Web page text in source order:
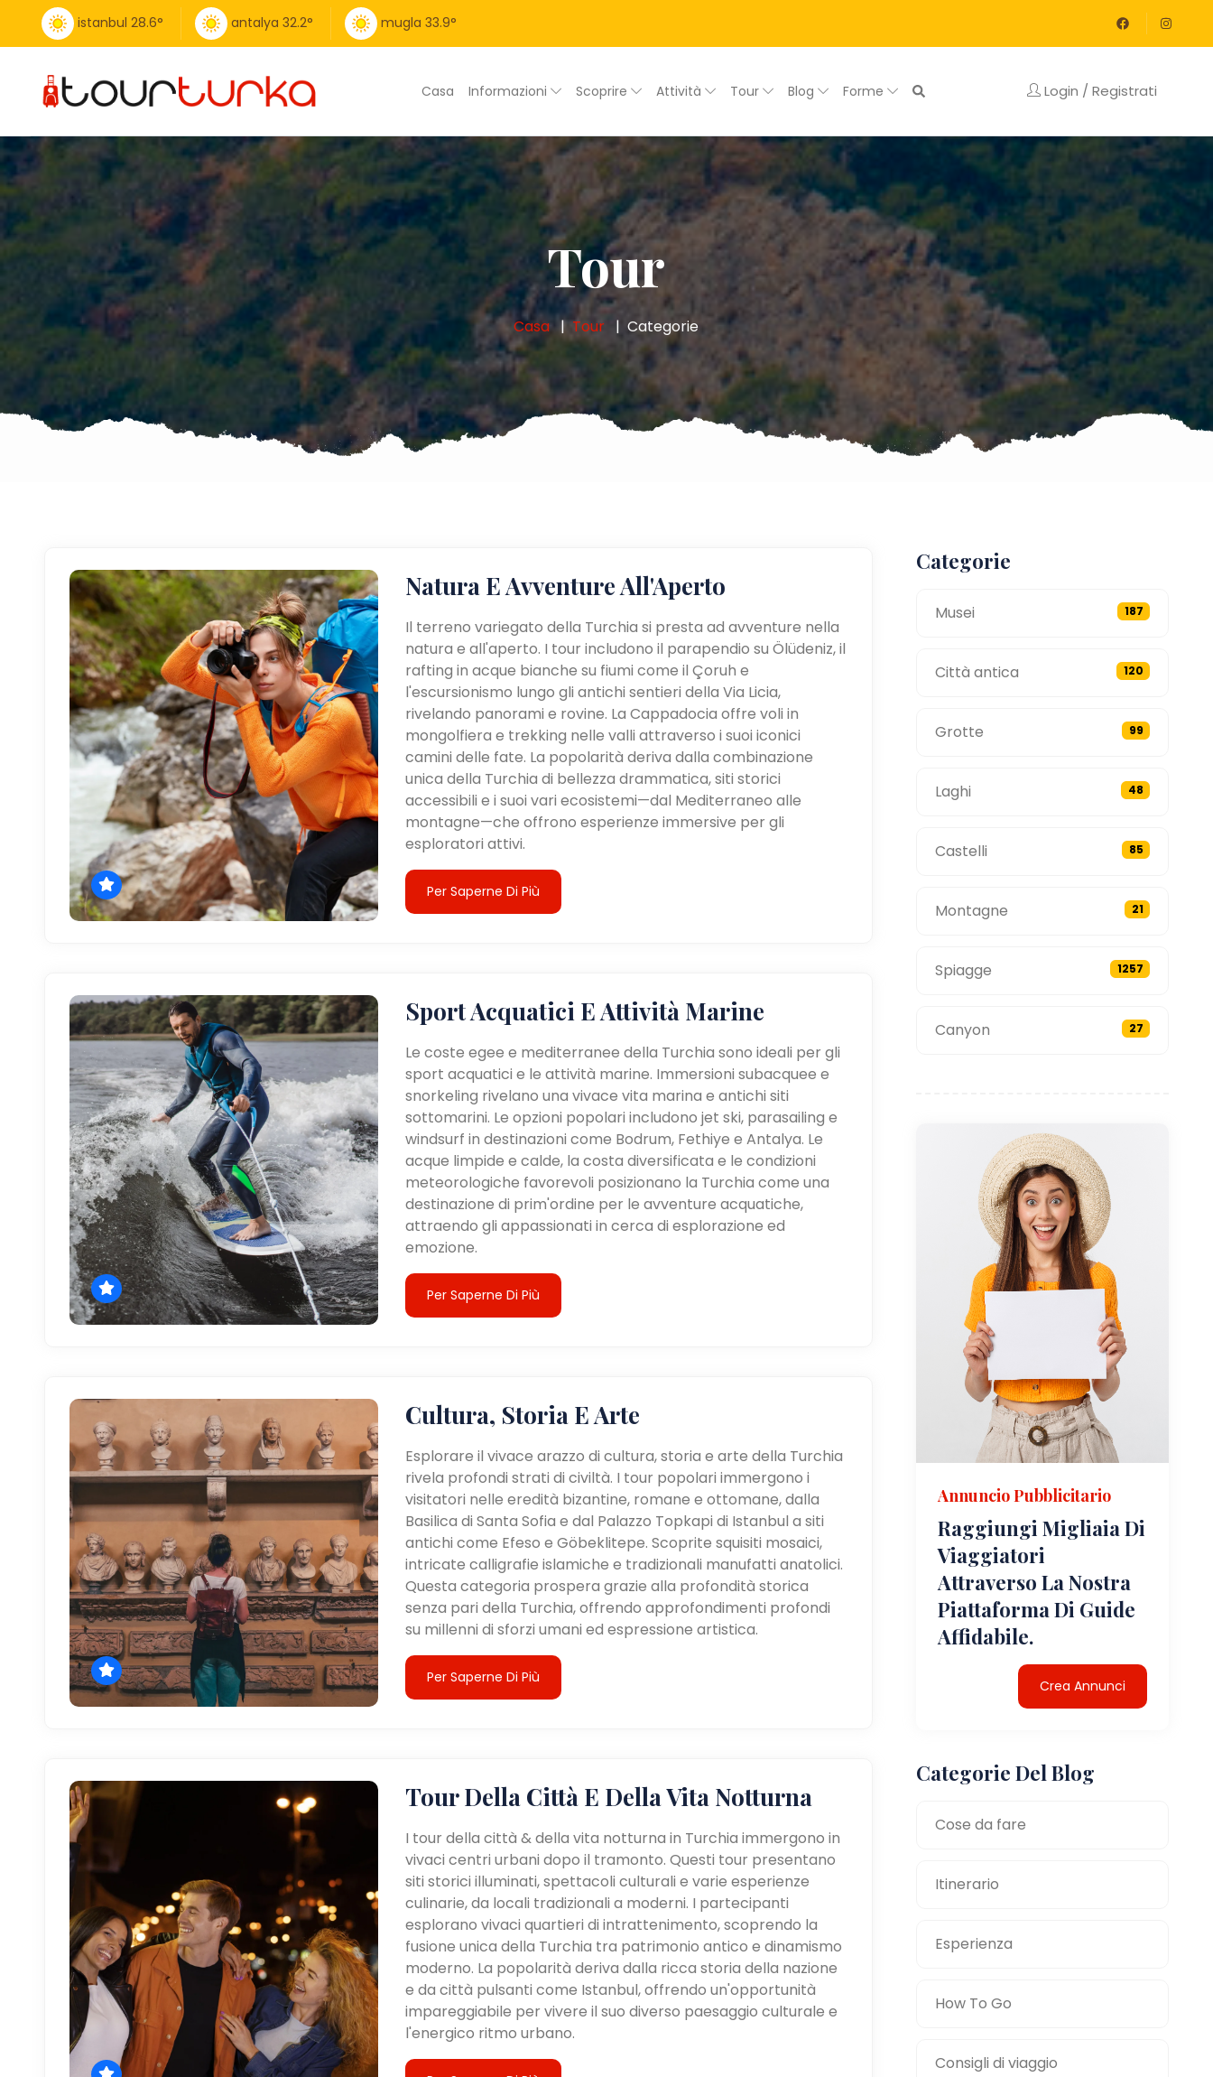
istanbul 28.6° antalya 32.2° mugla 33.9°
Casa Informazioni Scoprire Attività Tour Blog Forme Login / Registrati
Tour
Casa Tour Categorie
Natura E Avventure All'Aperto
Il terreno variegato della Turchia si presta ad avventure nella
natura e all'aperto. I tour includono il parapendio su Ölüdeniz, il
rafting in acque bianche su fiumi come il Çoruh e
l'escursionismo lungo gli antichi sentieri della Via Licia,
rivelando panorami e rovine. La Cappadocia offre voli in
mongolfiera e trekking nelle valli attraverso i suoi iconici
camini delle fate. La popolarità deriva dalla combinazione
unica della Turchia di bellezza drammatica, siti storici
accessibili e i suoi vari ecosistemi—dal Mediterraneo alle
montagne—che offrono esperienze immersive per gli
esploratori attivi.
Per Saperne Di Più
Sport Acquatici E Attività Marine
Le coste egee e mediterranee della Turchia sono ideali per gli
sport acquatici e le attività marine. Immersioni subacquee e
snorkeling rivelano una vivace vita marina e antichi siti
sottomarini. Le opzioni popolari includono jet ski, parasailing e
windsurf in destinazioni come Bodrum, Fethiye e Antalya. Le
acque limpide e calde, la costa diversificata e le condizioni
meteorologiche favorevoli posizionano la Turchia come una
destinazione di prim'ordine per le avventure acquatiche,
attraendo gli appassionati in cerca di esplorazione ed
emozione.
Per Saperne Di Più
Cultura, Storia E Arte
Esplorare il vivace arazzo di cultura, storia e arte della Turchia
rivela profondi strati di civiltà. I tour popolari immergono i
visitatori nelle eredità bizantine, romane e ottomane, dalla
Basilica di Santa Sofia e dal Palazzo Topkapi di Istanbul a siti
antichi come Efeso e Göbeklitepe. Scoprite squisiti mosaici,
intricate calligrafie islamiche e tradizionali manufatti anatolici.
Questa categoria prospera grazie alla profondità storica
senza pari della Turchia, offrendo approfondimenti profondi
su millenni di sforzi umani ed espressione artistica.
Per Saperne Di Più
Tour Della Città E Della Vita Notturna
I tour della città & della vita notturna in Turchia immergono in
vivaci centri urbani dopo il tramonto. Questi tour presentano
siti storici illuminati, spettacoli culturali e varie esperienze
culinarie, da locali tradizionali a moderni. I partecipanti
esplorano vivaci quartieri di intrattenimento, scoprendo la
fusione unica della Turchia tra patrimonio antico e dinamismo
moderno. La popolarità deriva dalla ricca storia della nazione
e da città pulsanti come Istanbul, offrendo un'opportunità
impareggiabile per vivere il suo diverso paesaggio culturale e
l'energico ritmo urbano.
Categorie
Musei 187
Città antica 120
Grotte 99
Laghi 48
Castelli 85
Montagne 21
Spiagge 1257
Canyon 27
Annuncio Pubblicitario
Raggiungi Migliaia Di
Viaggiatori
Attraverso La Nostra
Piattaforma Di Guide
Affidabile.
Crea Annunci
Categorie Del Blog
Cose da fare
Itinerario
Esperienza
How To Go
Consigli di viaggio